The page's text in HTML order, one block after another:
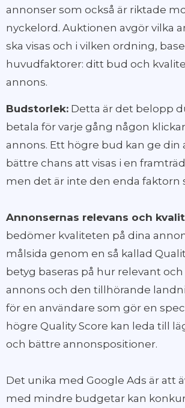
annonser som också är riktade
nyckelord. Auktionen avgör vilka
ska visas och i vilken ordning,
huvudfaktorer: ditt bud och
annons.
Budstorlek: Detta är det belopp
betala för varje gång någon
annons. Ett högre bud kan ge din
bättre chans att visas i en
men det är inte den enda faktorn
Annonsernas relevans och
bedömer kvaliteten på dina
målsida genom en så kallad
betyg baseras på hur relevant
annons och den tillhörande
för en användare som gör en
högre Quality Score kan leda till
och bättre annonspositioner.
Det unika med Google Ads är att
med mindre budgetar kan